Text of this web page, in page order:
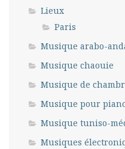
Lieux
Paris
Musique arabo-
Musique chaouie
Musique de
Musique pour
Musique tuniso-
Musiques